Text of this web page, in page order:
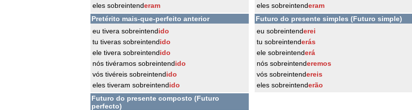
eles sobreintenderam
eles sobreintenderam
Pretérito mais-que-perfeito anterior
eu tivera sobreintendido
tu tiveras sobreintendido
ele tivera sobreintendido
nós tivéramos sobreintendido
vós tivéreis sobreintendido
eles tiveram sobreintendido
Futuro do presente simples (Futuro simple)
eu sobreintenderei
tu sobreintenderás
ele sobreintenderá
nós sobreintenderemos
vós sobreintendereis
eles sobreintenderão
Futuro do presente composto (Futuro
perfecto)